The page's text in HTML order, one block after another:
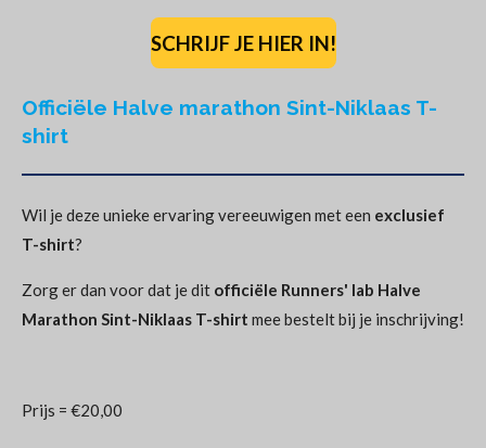
SCHRIJF JE HIER IN!
Officiële Halve marathon Sint-Niklaas T-
shirt
Wil je deze unieke ervaring vereeuwigen met een exclusief
T-shirt?
Zorg er dan voor dat je dit officiële Runners' lab Halve
Marathon Sint-Niklaas T-shirt mee bestelt bij je inschrijving!
Prijs = €20,00